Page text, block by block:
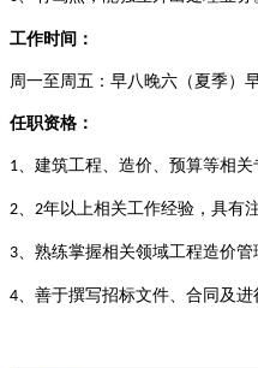
工作时间：
周一至周五：早八晚六（夏季）
任职资格：
1 、建筑工程、造价、预算等相
2 2年以上相关工作经验，具有
3 、熟练掌握相关领域工程造价
4 、善于撰写招标文件、合同及进